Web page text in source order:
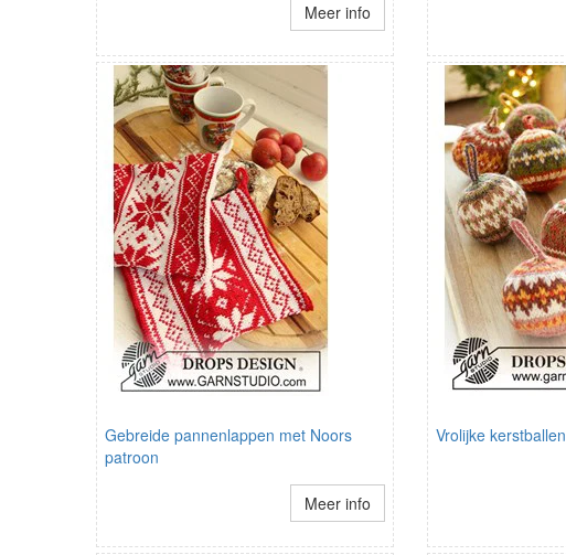
Meer info
Gebreide pannenlappen met Noors
patroon
Meer info
Vrolijke kerstballen